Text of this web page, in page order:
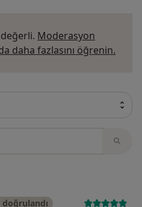
Moderasyon
daha fazlasını öğrenin.
doğrulandı